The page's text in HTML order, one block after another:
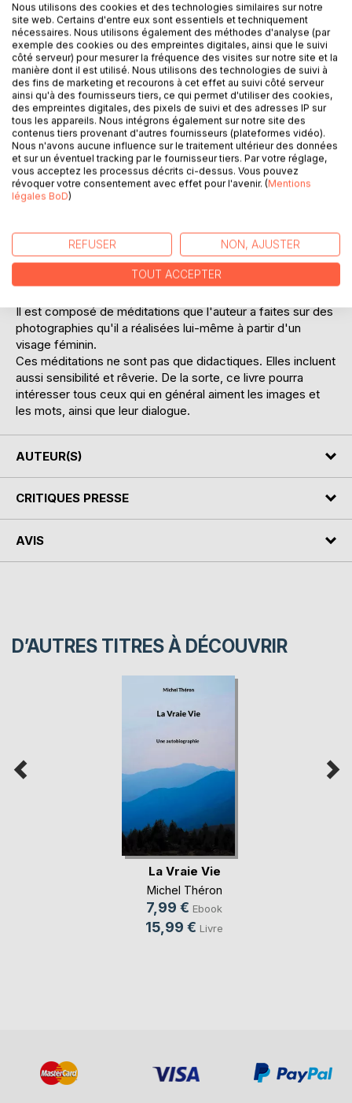
AJOUTER AU PANIER
Ajouter à ma liste d'envies
Laisser un avis
DESCRIPTION
Le langage de l'image est celui que nous tenons en la
contemplant. Sa signification est celle de notre propre
discours intérieur, qu'il convient d'analyser dans tous ses
Il est composé de méditations que l'auteur a faites sur des
photographies qu'il a réalisées lui-même à partir d'un
visage féminin.
Ces méditations ne sont pas que didactiques. Elles incluent
aussi sensibilité et rêverie. De la sorte, ce livre pourra
intéresser tous ceux qui en général aiment les images et
les mots, ainsi que leur dialogue.
AUTEUR(S)
CRITIQUES PRESSE
AVIS
D’AUTRES TITRES À DÉCOUVRIR
La Vraie Vie
Michel Théron
7,99 € Ebook
15,99 € Livre
Nous utilisons des cookies et des technologies similaires sur notre
site web. Certains d'entre eux sont essentiels et techniquement
nécessaires. Nous utilisons également des méthodes d'analyse (par
exemple des cookies ou des empreintes digitales, ainsi que le suivi
côté serveur) pour mesurer la fréquence des visites sur notre site et la
manière dont il est utilisé. Nous utilisons des technologies de suivi à
des fins de marketing et recourons à cet effet au suivi côté serveur
ainsi qu'à des fournisseurs tiers, ce qui permet d'utiliser des cookies,
des empreintes digitales, des pixels de suivi et des adresses IP sur
tous les appareils. Nous intégrons également sur notre site des
contenus tiers provenant d'autres fournisseurs (plateformes vidéo).
Nous n'avons aucune influence sur le traitement ultérieur des données
et sur un éventuel tracking par le fournisseur tiers. Par votre réglage,
vous acceptez les processus décrits ci-dessus. Vous pouvez
révoquer votre consentement avec effet pour l'avenir. (Mentions
légales BoD)
REFUSER NON, AJUSTER
TOUT ACCEPTER